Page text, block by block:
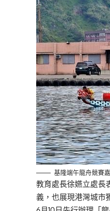
基隆端午龍舟競賽
教育處長徐嬿立處長
義，也展現港灣城市